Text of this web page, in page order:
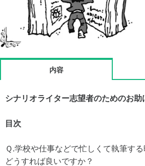
内容
シナリオライター志望者のためのお
目次
Ｑ.学校や仕事などで忙しくて執筆する
どうすれば良いですか？